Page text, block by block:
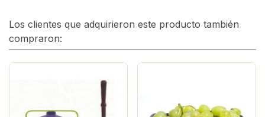
Los clientes que adquirieron este producto también
compraron: